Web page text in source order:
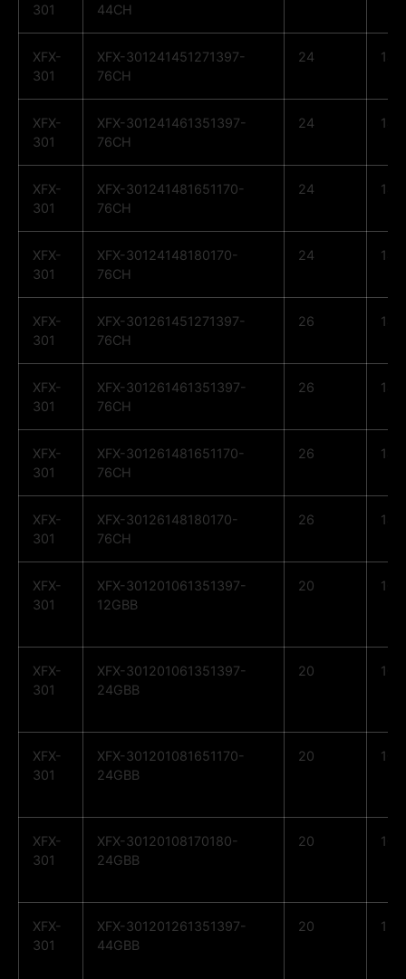
301
44CH
XFX-
301
XFX-301241451271397-
76CH
24 14
XFX-
301
XFX-301241461351397-
76CH
24 14
XFX-
301
XFX-301241481651170-
76CH
24 14
XFX-
301
XFX-30124148180170-
76CH
24 14
XFX-
301
XFX-301261451271397-
76CH
26 14
XFX-
301
XFX-301261461351397-
76CH
26 14
XFX-
301
XFX-301261481651170-
76CH
26 14
XFX-
301
XFX-30126148180170-
76CH
26 14
XFX-
301
XFX-301201061351397-
12GBB
20 10
XFX-
301
XFX-301201061351397-
24GBB
20 10
XFX-
301
XFX-301201081651170-
24GBB
20 10
XFX-
301
XFX-30120108170180-
24GBB
20 10
XFX-
301
XFX-301201261351397-
44GBB
20 12